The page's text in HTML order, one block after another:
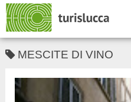
MESCITE DI VINO